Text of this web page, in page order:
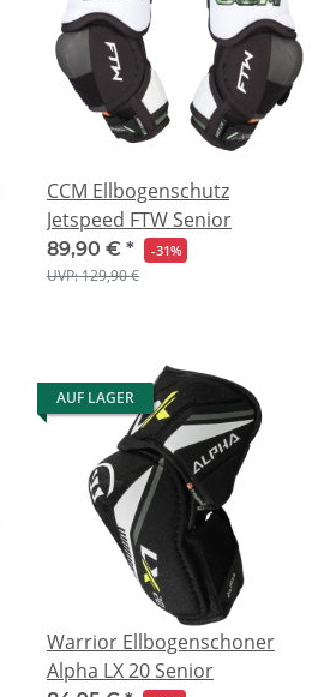
CCM Ellbogenschutz
Jetspeed FTW Senior
89,90 € * -31%
UVP: 129,90 €
AUF LAGER
Warrior Ellbogenschoner
Alpha LX 20 Senior